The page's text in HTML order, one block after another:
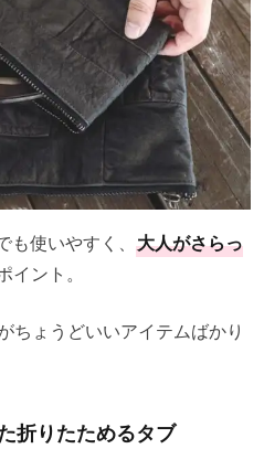
使いやすく、 大人がさらっ
イント。
ちょうどいいアイテムばかり
折りたためるタブ